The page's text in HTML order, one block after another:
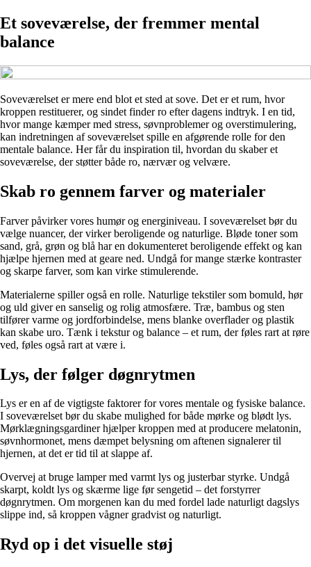
Et soveværelse, der fremmer mental
balance
Soveværelset er mere end blot et sted at sove. Det er et rum, hvor
kroppen restituerer, og sindet finder ro efter dagens indtryk. I en tid,
hvor mange kæmper med stress, søvnproblemer og overstimulering,
kan indretningen af soveværelset spille en afgørende rolle for den
mentale balance. Her får du inspiration til, hvordan du skaber et
soveværelse, der støtter både ro, nærvær og velvære.
Skab ro gennem farver og materialer
Farver påvirker vores humør og energiniveau. I soveværelset bør du
vælge nuancer, der virker beroligende og naturlige. Bløde toner som
sand, grå, grøn og blå har en dokumenteret beroligende effekt og kan
hjælpe hjernen med at geare ned. Undgå for mange stærke kontraster
og skarpe farver, som kan virke stimulerende.
Materialerne spiller også en rolle. Naturlige tekstiler som bomuld, hør
og uld giver en sanselig og rolig atmosfære. Træ, bambus og sten
tilfører varme og jordforbindelse, mens blanke overflader og plastik
kan skabe uro. Tænk i tekstur og balance – et rum, der føles rart at røre
ved, føles også rart at være i.
Lys, der følger døgnrytmen
Lys er en af de vigtigste faktorer for vores mentale og fysiske balance.
I soveværelset bør du skabe mulighed for både mørke og blødt lys.
Mørklægningsgardiner hjælper kroppen med at producere melatonin,
søvnhormonet, mens dæmpet belysning om aftenen signalerer til
hjernen, at det er tid til at slappe af.
Overvej at bruge lamper med varmt lys og justerbar styrke. Undgå
skarpt, koldt lys og skærme lige før sengetid – det forstyrrer
døgnrytmen. Om morgenen kan du med fordel lade naturligt dagslys
slippe ind, så kroppen vågner gradvist og naturligt.
Ryd op i det visuelle støj